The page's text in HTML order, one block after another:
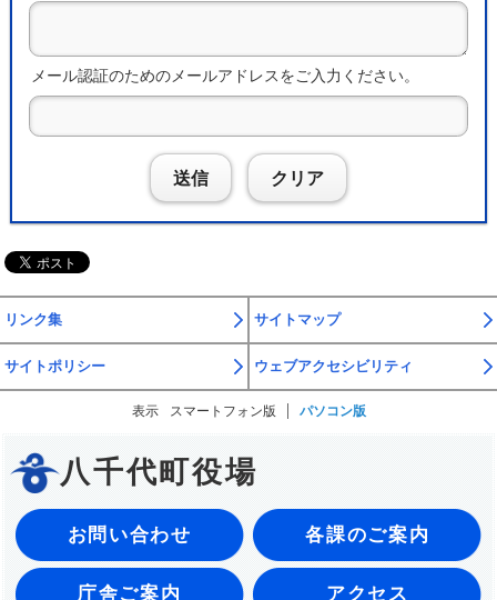
メール認証のためのメールアドレスをご入力ください。
送信 クリア
リンク集 サイトマップ
サイトポリシー ウェブアクセシビリティ
表示 スマートフォン版 パソコン版
八千代町役場
お問い合わせ 各課のご案内
庁舎ご案内 アクセス